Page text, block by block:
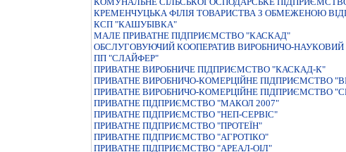
КРЕМЕНЧУЦЬКА ФIЛIЯ ТОВАРИСТВА З ОБМЕЖЕНОЮ
КСП "КАШУБІВКА"
МАЛЕ ПРИВАТНЕ ПІДПРИЄМСТВО "КАСКАД"
ОБСЛУГОВУЮЧИЙ КООПЕРАТИВ ВИРОБНИЧО-НАУКОВИЙ
ПП "СЛАЙФЕР"
ПРИВАТНЕ ВИРОБНИЧЕ ПІДПРИЄМСТВО "КАСКАД-К"
ПРИВАТНЕ ВИРОБНИЧО-КОМЕРЦIЙНЕ ПIДПРИЄМСТВО
ПРИВАТНЕ ВИРОБНИЧО-КОМЕРЦIЙНЕ ПIДПРИЄМСТВО
ПРИВАТНЕ ПIДПРИЄМСТВО "МАКОЛ 2007"
ПРИВАТНЕ ПIДПРИЄМСТВО "НЕП-СЕРВIС"
ПРИВАТНЕ ПIДПРИЄМСТВО "ПРОТЕЇН"
ПРИВАТНЕ ПІДПРИЄМСТВО "АГРОТІКО"
ПРИВАТНЕ ПІДПРИЄМСТВО "АРЕАЛ-ОІЛ"